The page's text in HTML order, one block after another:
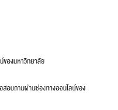
องมหาวิทยาลัย
บถามผ่านช่องทางออนไลน์ของ